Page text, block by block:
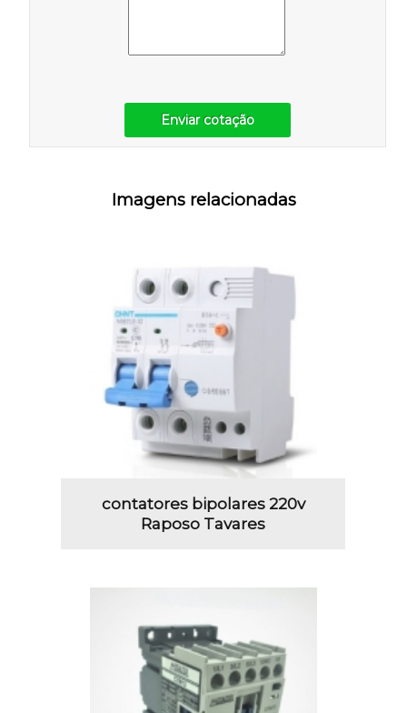
Enviar cotação
Imagens relacionadas
contatores bipolares 220v
Raposo Tavares